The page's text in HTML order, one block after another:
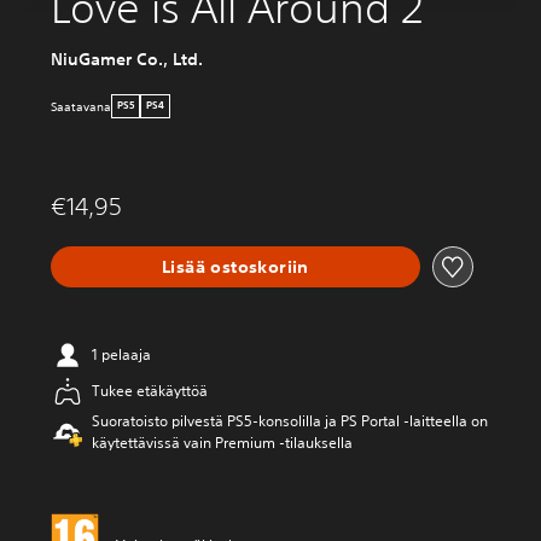
NiuGamer Co., Ltd.
Saatavana PS5 PS4
€14,95
Lisää ostoskoriin
1 pelaaja
Tukee etäkäyttöä
Suoratoisto pilvestä PS5-konsolilla ja PS Portal ‑laitteella on
käytettävissä vain Premium ‑tilauksella